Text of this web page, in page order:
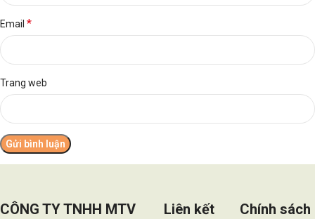
Email *
Trang web
CÔNG TY TNHH MTV
Liên kết
Chính sách